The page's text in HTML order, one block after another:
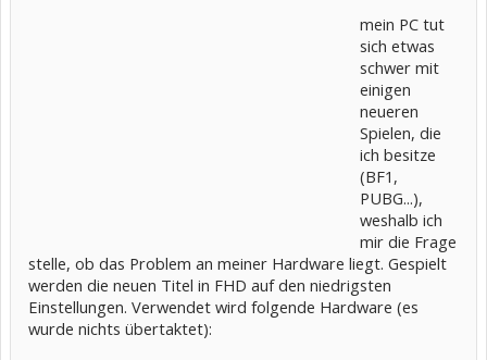
mein PC tut
sich etwas
schwer mit
einigen
neueren
Spielen, die
ich besitze
(BF1,
PUBG...),
weshalb ich
mir die Frage
stelle, ob das Problem an meiner Hardware liegt. Gespielt
werden die neuen Titel in FHD auf den niedrigsten
Einstellungen. Verwendet wird folgende Hardware (es
wurde nichts übertaktet):